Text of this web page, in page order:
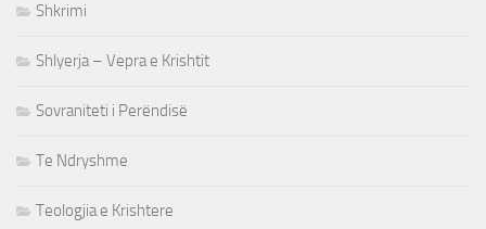
Shkrimi
Shlyerja – Vepra e Krishtit
Sovraniteti i Perëndisë
Te Ndryshme
Teologjia e Krishtere